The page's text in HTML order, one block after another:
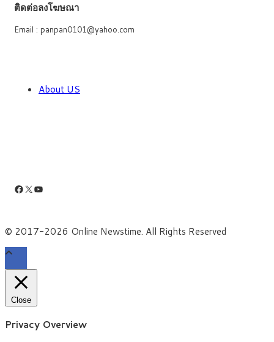
ติดต่อลงโฆษณา
Email : panpan0101@yahoo.com
About US
Facebook
X YouTube
© 2017-2026 Online Newstime. All Rights Reserved
Close
Privacy Overview